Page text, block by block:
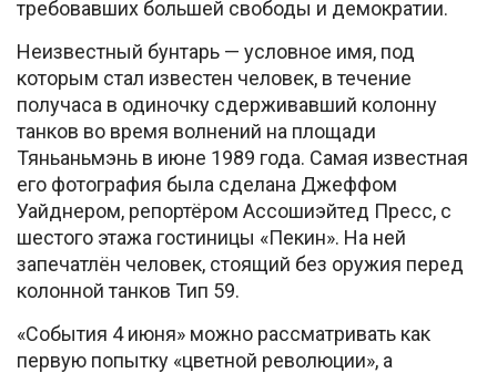
требовавших большей свободы и демократии.
Неизвестный бунтарь — условное имя, под
которым стал известен человек, в течение
получаса в одиночку сдерживавший колонну
танков во время волнений на площади
Тяньаньмэнь в июне 1989 года. Самая известная
его фотография была сделана Джеффом
Уайднером, репортёром Ассошиэйтед Пресс, с
шестого этажа гостиницы «Пекин». На ней
запечатлён человек, стоящий без оружия перед
колонной танков Тип 59.
«События 4 июня» можно рассматривать как
первую попытку «цветной революции», а